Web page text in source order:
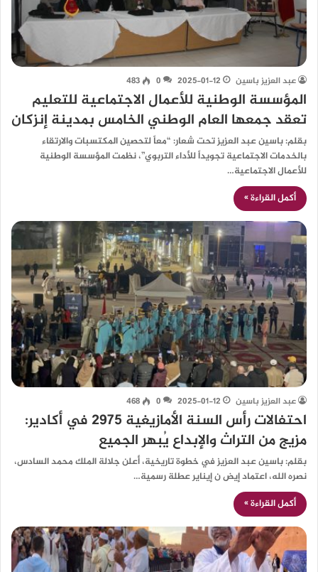
عبد العزيز باسين 2025-01-12
0
483
المؤسسة الوطنية للأعمال الاجتماعية للتعليم
تعقد جمعها العام الوطني الخامس بمدينة إنزكان
بقلم: باسين عبد العزيز تحت شعار: “معاً لتحصين المكتسبات والارتقاء
بالخدمات الاجتماعية تجويداً للأداء التربوي”، نظمت المؤسسة الوطنية
للأعمال الاجتماعية…
أكمل القراءة »
عبد العزيز باسين 2025-01-12
0
468
احتفالات رأس السنة الأمازيغية 2975 في أكادير:
مزيج من التراث والإبداع يُبهر الجميع
بقلم: باسين عبد العزيز في خطوة تاريخية، أعلن جلالة الملك محمد السادس،
نصره الله، اعتماد إيض ن إيناير عطلة رسمية…
أكمل القراءة »